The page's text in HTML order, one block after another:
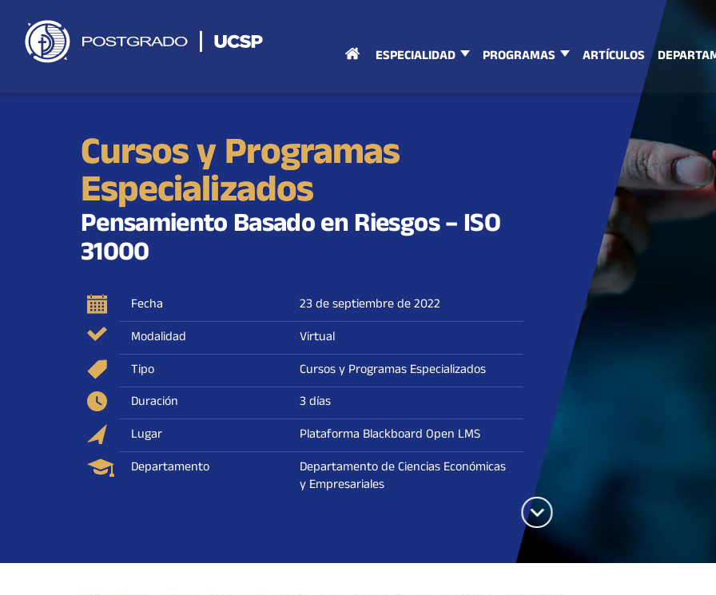
contenido
ESPECIALIDAD PROGRAMAS ARTÍCULOS
Cursos y Programas
Especializados
Pensamiento Basado en Riesgos – ISO
31000
Fecha
23 de septiembre de 2022
Modalidad
Virtual
Tipo
Cursos y Programas Especializados
Duración
3 días
Lugar
Plataforma Blackboard Open LMS
Departamento
Departamento de Ciencias Económicas
y Empresariales